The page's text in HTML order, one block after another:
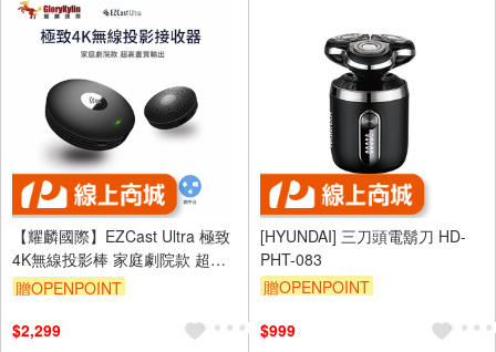
【耀麟國際】EZCast Ultra 極致
4K無線投影棒 家庭劇院款 超高
畫質輸出
贈OPENPOINT
$2,299
[HYUNDAI] 三刀頭電鬍刀 HD-
PHT-083
贈OPENPOINT
$999